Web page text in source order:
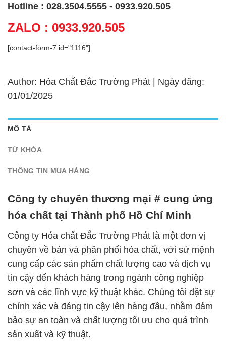
Hotline : 028.3504.5555 - 0933.920.505
ZALO : 0933.920.505
[contact-form-7 id="1116"]
Author: Hóa Chất Đắc Trường Phát | Ngày đăng:
01/01/2025
MÔ TẢ
TỪ KHÓA
THÔNG TIN MUA HÀNG
Công ty chuyên thương mại # cung ứng
hóa chất tại Thành phố Hồ Chí Minh
Công ty Hóa chất Đắc Trường Phát là một đơn vị
chuyên về bán và phân phối hóa chất, với sứ mệnh
cung cấp các sản phẩm chất lượng cao và dịch vụ
tin cậy đến khách hàng trong ngành công nghiệp
sơn và các lĩnh vực kỹ thuật khác. Chúng tôi đặt sự
chính xác và đáng tin cậy lên hàng đầu, nhằm đảm
bảo sự an toàn và chất lượng tối ưu cho quá trình
sản xuất và kỹ thuật.